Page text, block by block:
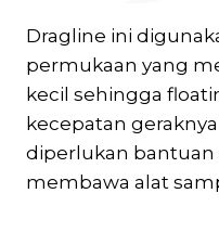
Dragline ini
permukaan yang
kecil sehingga
kecepatan
diperlukan
membawa alat